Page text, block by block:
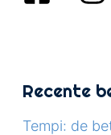
Recente
Tempi: de